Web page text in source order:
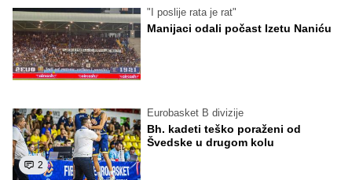
"I poslije rata je rat"
Manijaci odali počast Izetu Naniću
2
Eurobasket B divizije
Bh. kadeti teško poraženi od
Švedske u drugom kolu